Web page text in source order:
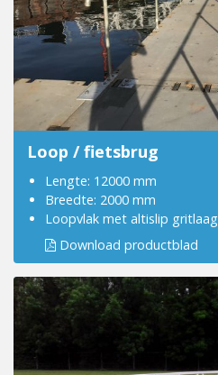
Loop / fietsbrug
Lengte: 12000 mm
Breedte: 2000 mm
Loopvlak met altislip gritlaag
Download productblad